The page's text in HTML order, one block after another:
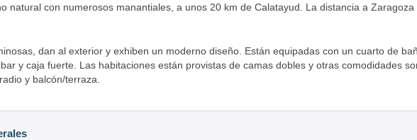
natural con numerosos manantiales, a unos 20 km de Calatayud. La distancia a
dan al exterior y exhiben un moderno diseño. Están equipadas con un cuarto de
y caja fuerte. Las habitaciones están provistas de camas dobles y otras comodidades
y balcón/terraza.